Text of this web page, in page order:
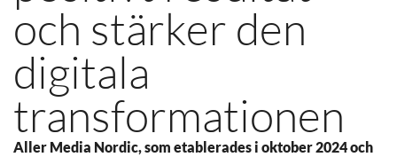
och stärker den
digitala
transformationen
Aller Media Nordic, som etablerades i oktober 2024 och